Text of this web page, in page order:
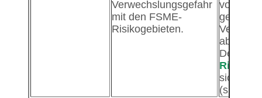
Verwechslungsgefahr
mit den FSME-
Risikogebieten.
von
aber in
sich
(siehe